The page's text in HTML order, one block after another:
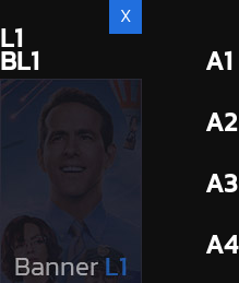
BL1
A1
A2
A3
A4
X
L1